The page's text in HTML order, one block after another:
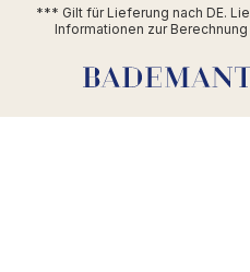
*** Gilt für Lieferung nach DE.
Informationen zur